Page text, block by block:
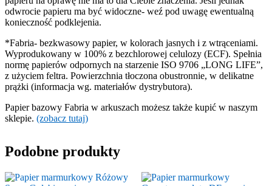
odwrocie papieru ma być widoczne- weź pod uwagę ewentualną
konieczność podklejenia.
*Fabria- bezkwasowy papier, w kolorach jasnych i z wtrąceniami.
Wyprodukowany w 100% z bezchlorowej celulozy (ECF). Spełnia
normę papierów odpornych na starzenie ISO 9706 „LONG LIFE”,
z użyciem feltra. Powierzchnia tłoczona obustronnie, w delikatne
prążki (informacja wg. materiałów dystrybutora).
Papier bazowy Fabria w arkuszach możesz także kupić w naszym
sklepie. (zobacz tutaj)
Podobne produkty